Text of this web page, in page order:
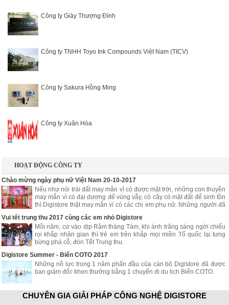
Công ty Giày Thượng Đình
Công ty TNHH Toyo Ink Compounds Việt Nam (TICV)
Công ty Sakura Hồng Ming
Công ty Xuân Hòa
HOẠT ĐỘNG CÔNG TY
Chào mừng ngày phụ nữ Việt Nam 20-10-2017
Nếu như nói trái đất may mắn vì có được mặt trời, những con thuyền
may mắn vì có đại dương để vùng vẫy, cỏ cây có mặt đất để sinh tồn
thì Digistore thật may mắn vì có các chị em phụ nữ. Những người đã
góp phần mang lại niềm vui, hạnh phúc, tươi trẻ cho Digistore.
Vui tết trung thu 2017 cùng các em nhỏ Digistore
Mỗi năm, cứ vào dịp Rằm tháng Tám, khi ánh trăng sáng ngời chiếu
rọi khắp nhân gian thì trẻ em trên khắp mọi miền Tổ quốc lại tưng
bừng phá cỗ, đón Tết Trung thu.
Digistore Summer - Biển COTO 2017
Những nỗ lực trong 1 năm phấn đầu của cán bộ Digistore đã được
ban giám đốc khen thưởng bằng 1 chuyến đi du lịch Biển COTO.
NHẬT KÝ TRIỂN KHAI
CHUYÊN GIA GIẢI PHÁP CÔNG NGHỆ DIGISTORE